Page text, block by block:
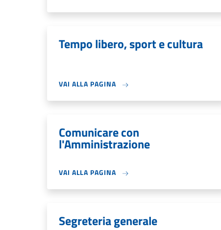
Tempo libero, sport e cultura
VAI ALLA PAGINA
Comunicare con
l'Amministrazione
VAI ALLA PAGINA
Segreteria generale